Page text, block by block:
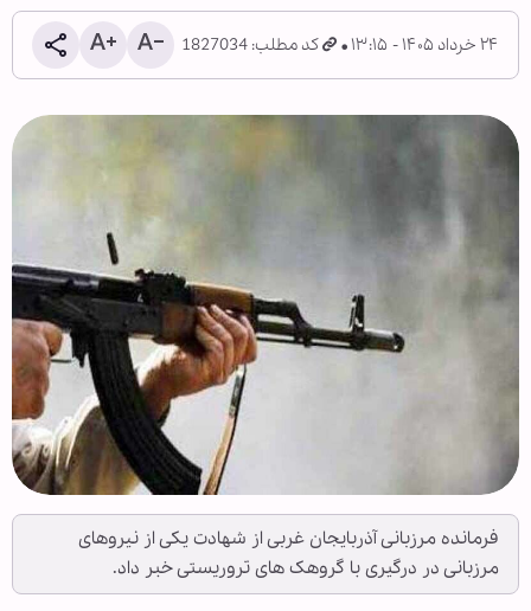
۲۴ خرداد ۱۴۰۵ - ۱۳:۱۵ کد مطلب: 1827034
فرمانده مرزبانی آذربایجان غربی از شهادت یکی از نیروهای
مرزبانی در درگیری با گروهک های تروریستی خبر داد.